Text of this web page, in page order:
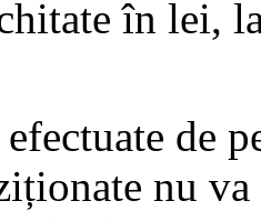
în lei,
de
nu